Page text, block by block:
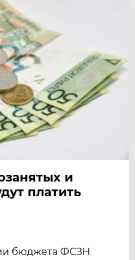
и
платить
бюджета ФСЗН